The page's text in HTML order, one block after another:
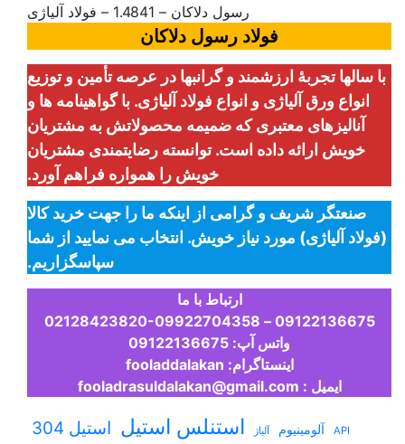
رسول دلاکان – 1.4841 – فولاد آلیاژی
فولاد رسول دلاکان
با سالها تجربۀ ارزشمند و گرانبها در عرصه تأمین و توزیع
انواع ورق آلیاژی و انواع فولاد آلیاژی. با گواهینامه ها و
آنالیزهای معتبری که ضمیمه محصولاتش به مشتریان
خویش ارائه داده است. توانسته رضایتمندی مشتریان
خویش را همواره فراهم آورد.
صنعتگر شریف و گرامی از اینکه ما را جهت خرید کالا
(فولاد آلیاژی) مورد نیاز خویش. انتخاب می نمایید از شما
سپاسگزاریم.
ارتباط با ما
09122136675 – 02128423820-09922704358
واتس آپ: 09122136675
اینستاگرام: fooladdalakan
ایمیل : fooladrasuldalakan@gmail.com
API آلومینیوم آلیاژ استنلس استیل استیل 304